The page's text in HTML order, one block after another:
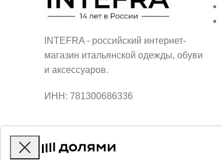
INTEFRA - российский интернет-
магазин итальянской одежды, обуви
и аксессуаров.
ИНН: 781300686336